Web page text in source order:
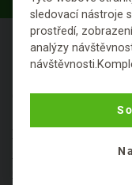
O NÁKUPU
Často kladené dotazy
sledovací nástroje
prostředí,
analýzy